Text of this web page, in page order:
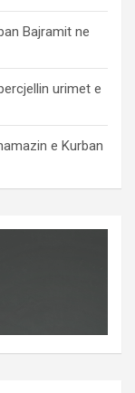
Bajramit ne
urimet e
e Kurban